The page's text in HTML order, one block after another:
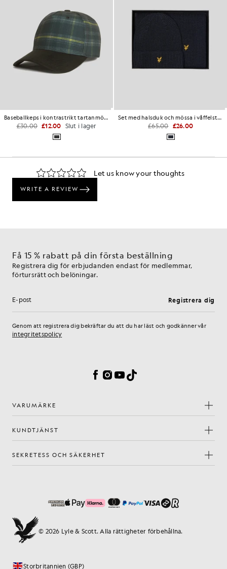
Baseballkeps i kontrastrikt tartanmönster
£30.00 £12.00 Slut i lager
Set med halsduk och mössa i våffelstickning
£65.00 £26.00
Få 15 % rabatt på din första beställning
Registrera dig för erbjudanden endast för medlemmar,
förtursrätt och belöningar.
E-postadress Registrera dig
Genom att registrera dig bekräftar du att du har läst och godkänner vår
integritetspolicy
Facebook
Instagram
YouTube
TikTok
VARUMÄRKE
KUNDTJÄNST
SEKRETESS OCH SÄKERHET
© 2026 Lyle & Scott. Alla rättigheter förbehållna.
Storbritannien (GBP)